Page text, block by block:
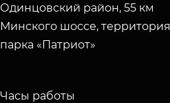
Одинцовский район, 55 км
Минского шоссе, территория
парка «Патриот»
Часы работы